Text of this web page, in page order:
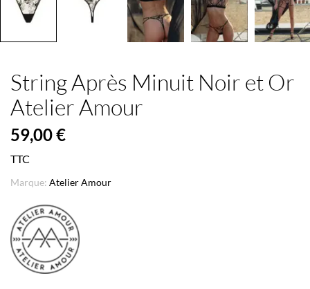
String Après Minuit Noir et Or
Atelier Amour
59,00 €
TTC
Marque: Atelier Amour